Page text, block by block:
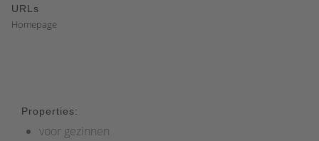
URLs
Homepage
Properties:
voor gezinnen